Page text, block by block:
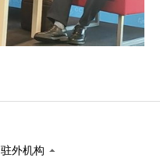
驻外机构